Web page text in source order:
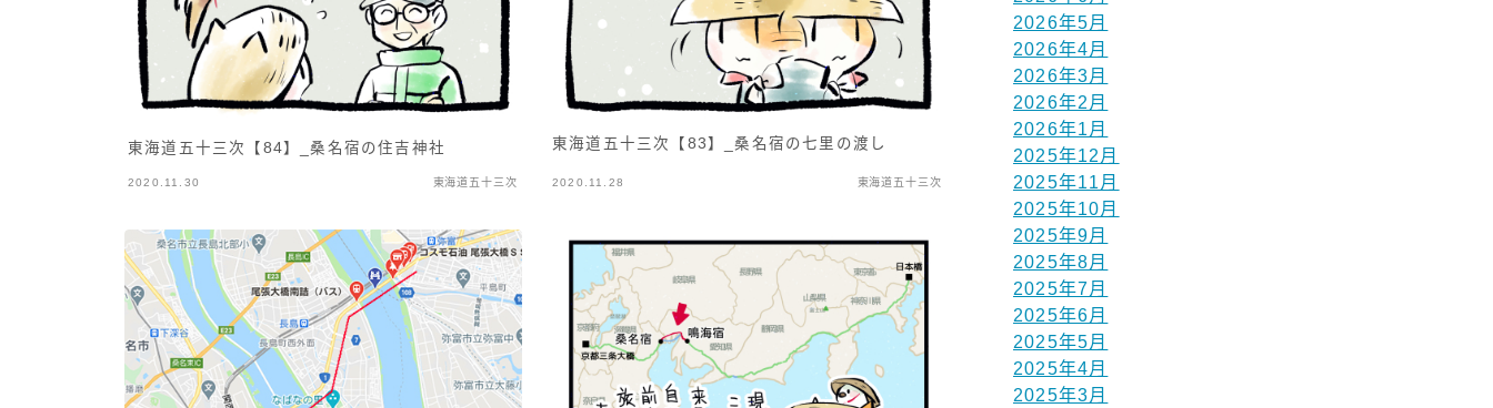
東海道五十三次【84】_桑名宿の住吉神社
2020.11.30 東海道五十三次
東海道五十三次【83】_桑名宿の七里の渡し
2020.11.28 東海道五十三次
2026年5月
2026年4月
2026年3月
2026年2月
2026年1月
2025年12月
2025年11月
2025年10月
2025年9月
2025年8月
2025年7月
2025年6月
2025年5月
2025年4月
2025年3月